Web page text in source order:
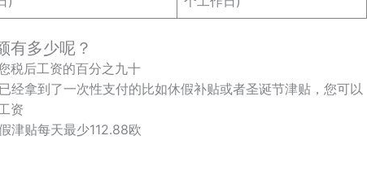
有多少呢？
税后工资的百分之九十
经拿到了一次性支付的比如休假补贴或者圣诞节津贴，您可以
资
津贴每天最少112.88欧